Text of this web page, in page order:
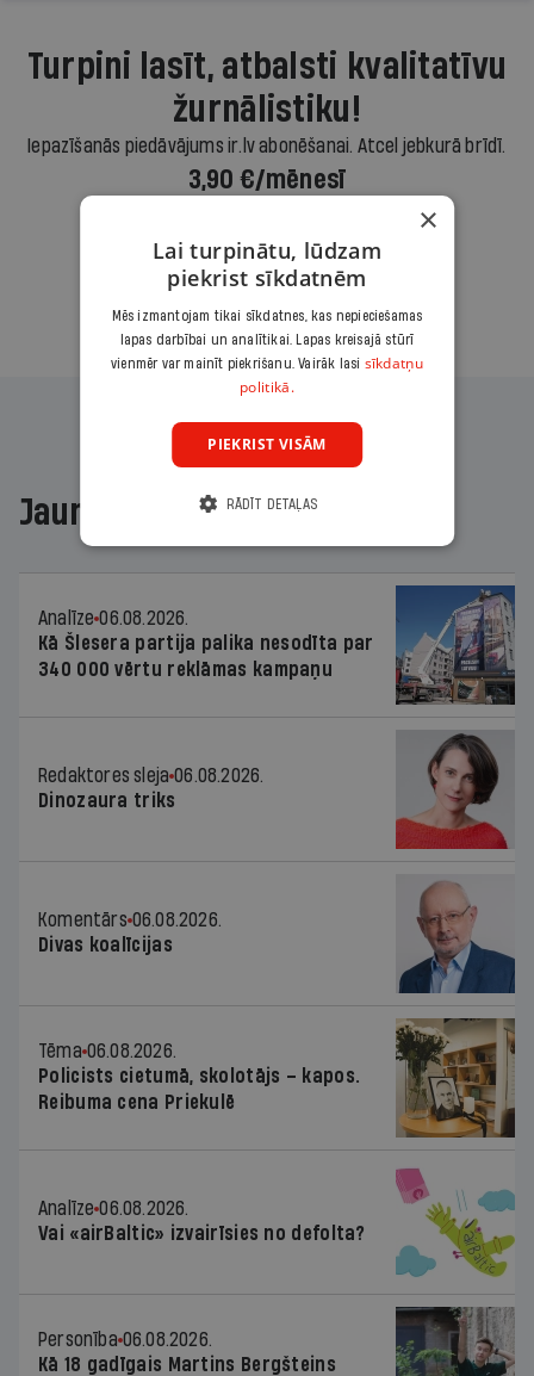
Turpini lasīt, atbalsti kvalitatīvu
žurnālistiku!
Iepazīšanās piedāvājums ir.lv abonēšanai. Atcel jebkurā brīdī.
3,90 €/mēnesī
Abonēt
Citas abonēšanas iespējas meklē šeit
Jaunākajā žurnālā
Analīze 06.08.2026.
Kā Šlesera partija palika nesodīta par
340 000 vērtu reklāmas kampaņu
Redaktores sleja 06.08.2026.
Dinozaura triks
Komentārs 06.08.2026.
Divas koalīcijas
Tēma 06.08.2026.
Policists cietumā, skolotājs – kapos.
Reibuma cena Priekulē
Analīze 06.08.2026.
Vai «airBaltic» izvairīsies no defolta?
Personība 06.08.2026.
Kā 18 gadīgais Martins Bergšteins
×
Lai turpinātu, lūdzam
piekrist sīkdatnēm
Mēs izmantojam tikai sīkdatnes, kas nepieciešamas
lapas darbībai un analītikai. Lapas kreisajā stūrī
vienmēr var mainīt piekrišanu. Vairāk lasi sīkdatņu
politikā.
PIEKRIST VISĀM
RĀDĪT DETAĻAS